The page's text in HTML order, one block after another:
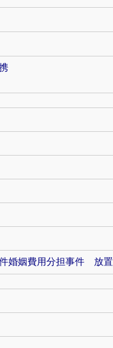
携
婚姻費用分担事件 放置